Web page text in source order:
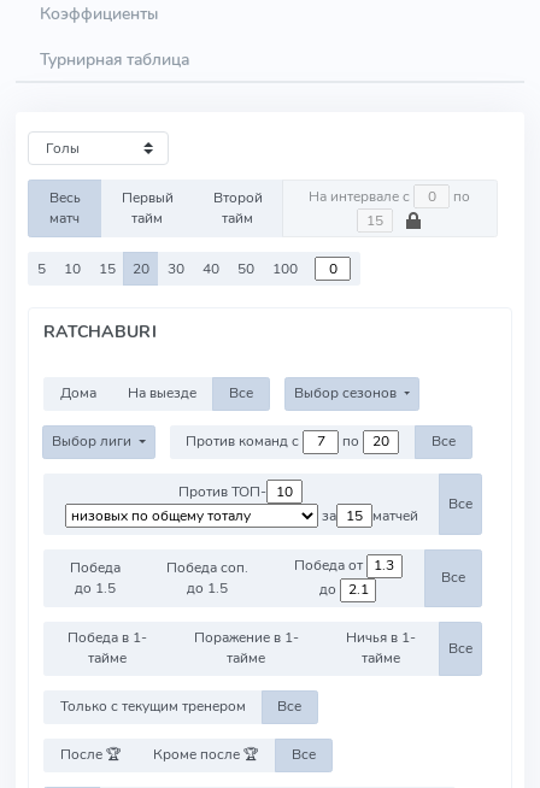
Коэффициенты
Турнирная таблица
Весь
матч
Первый
тайм
Второй
тайм
На интервале с по
5 10 15 20 30 40 50 100
RATCHABURI
Дома На выезде Все Выбор сезонов
Выбор лиги Против команд с по Все
Против ТОП-
за
матчей
Все
Победа
до 1.5
Победа соп.
до 1.5
Победа от
до
Все
Победа в 1-
тайме
Поражение в 1-
тайме
Ничья в 1-
тайме
Все
Только с текущим тренером Все
После 🏆 Кроме после 🏆 Все